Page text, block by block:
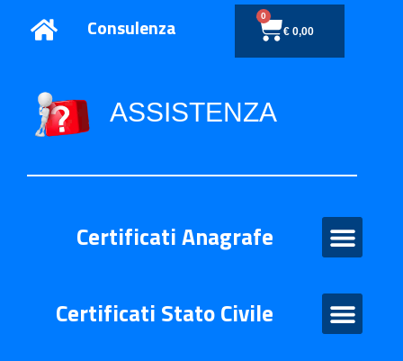
Consulenza €0,00
0
ASSISTENZA
Certificati Anagrafe
Certificati Stato Civile